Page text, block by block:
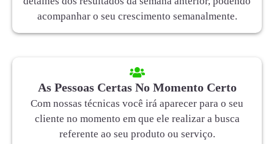
acompanhar o seu crescimento semanalmente.
As Pessoas Certas No Momento Certo
Com nossas técnicas você irá aparecer para o seu
cliente no momento em que ele realizar a busca
referente ao seu produto ou serviço.